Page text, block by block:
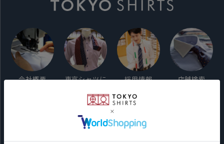
会社概要
東京シャツに
採用情報 店舗検索
ご利用ガイド